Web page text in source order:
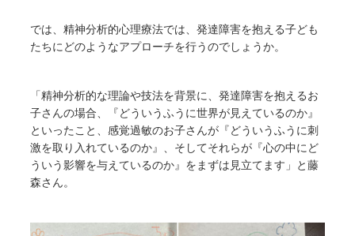
では、精神分析的心理療法では、発達障害を抱える子ども
たちにどのようなアプローチを行うのでしょうか。
「精神分析的な理論や技法を背景に、発達障害を抱えるお
子さんの場合、『どういうふうに世界が見えているのか』
といったこと、感覚過敏のお子さんが『どういうふうに刺
激を取り入れているのか』、そしてそれらが『心の中にど
ういう影響を与えているのか』をまずは見立てます」と藤
森さん。